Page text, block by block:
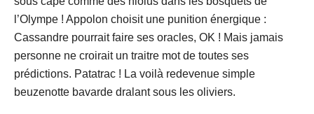
l’Olympe ! Appolon choisit une punition énergique :
Cassandre pourrait faire ses oracles, OK ! Mais jamais
personne ne croirait un traitre mot de toutes ses
prédictions. Patatrac ! La voilà redevenue simple
beuzenotte bavarde dralant sous les oliviers.